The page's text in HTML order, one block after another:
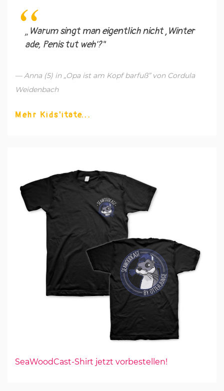
„Warum singt man eigentlich nicht ‚Winter
ade, Penis tut weh'?"
— Anna (5) in „Opa ist am Kopf barfuß” von Cordula
Weidenbach
Mehr Kids'itate
SeaWoodCast-Shirt jetzt vorbestellen!